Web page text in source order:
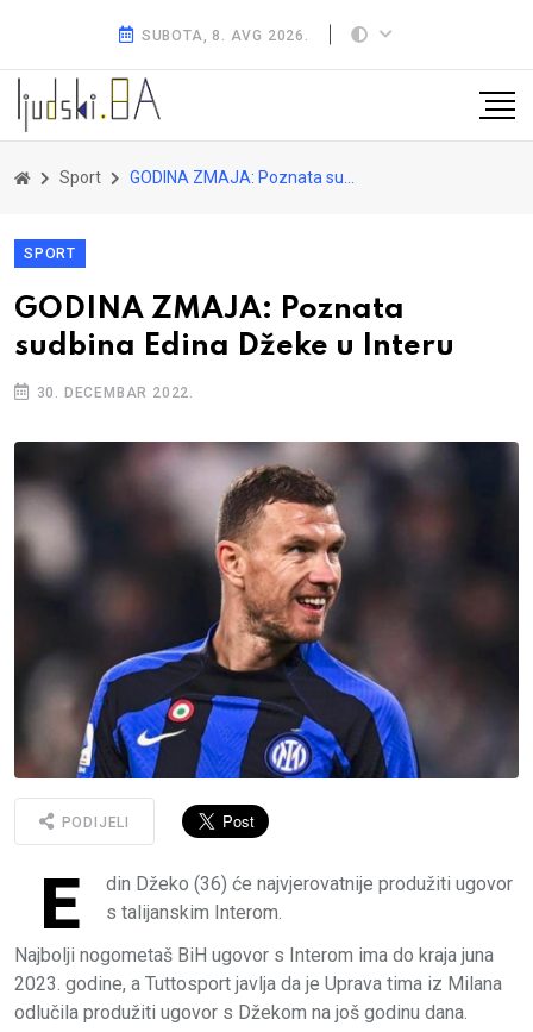
SUBOTA, 8. AVG 2026.
Sport GODINA ZMAJA: Poznata sudbina Edina Džeke u Interu
SPORT
GODINA ZMAJA: Poznata
sudbina Edina Džeke u Interu
30. DECEMBAR 2022.
PODIJELI
E
din Džeko (36) će najvjerovatnije produžiti ugovor
s talijanskim Interom.
Najbolji nogometaš BiH ugovor s Interom ima do kraja juna
2023. godine, a Tuttosport javlja da je Uprava tima iz Milana
odlučila produžiti ugovor s Džekom na još godinu dana.